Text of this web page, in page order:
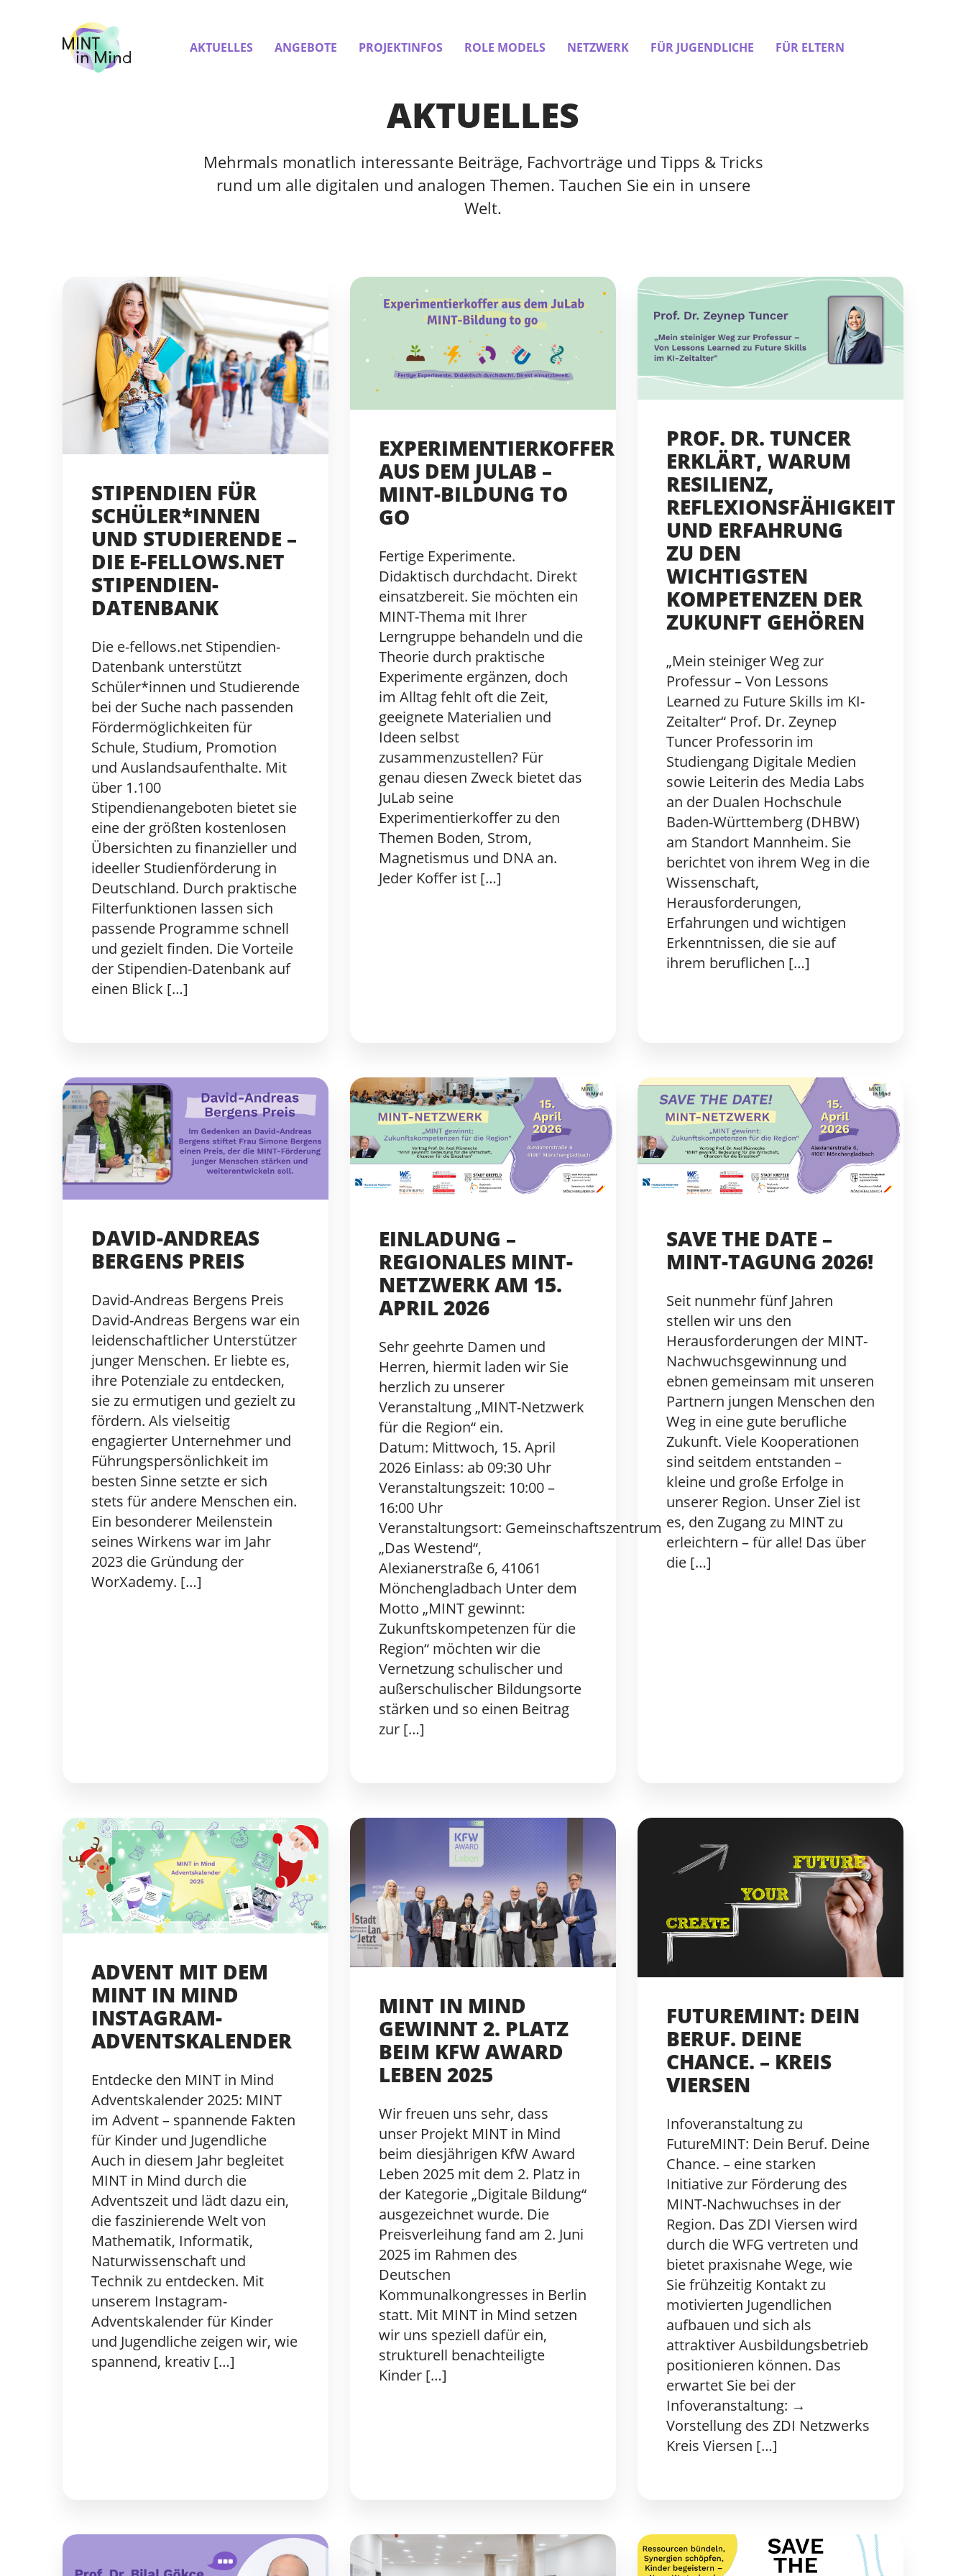
AKTUELLES ANGEBOTE PROJEKTINFOS ROLE MODELS NETZWERK FÜR JUGENDLICHE FÜR ELTERN
AKTUELLES
Mehrmals monatlich interessante Beiträge, Fachvorträge und Tipps & Tricks
rund um alle digitalen und analogen Themen. Tauchen Sie ein in unsere
Welt.
STIPENDIEN FÜR
SCHÜLER*INNEN
UND STUDIERENDE –
DIE E-FELLOWS.NET
STIPENDIEN-
DATENBANK
Die e-fellows.net Stipendien-
Datenbank unterstützt
Schüler*innen und Studierende
bei der Suche nach passenden
Fördermöglichkeiten für
Schule, Studium, Promotion
und Auslandsaufenthalte. Mit
über 1.100
Stipendienangeboten bietet sie
eine der größten kostenlosen
Übersichten zu finanzieller und
ideeller Studienförderung in
Deutschland. Durch praktische
Filterfunktionen lassen sich
passende Programme schnell
und gezielt finden. Die Vorteile
der Stipendien-Datenbank auf
einen Blick […]
EXPERIMENTIERKOFFER
AUS DEM JULAB –
MINT-BILDUNG TO
GO
Fertige Experimente.
Didaktisch durchdacht. Direkt
einsatzbereit. Sie möchten ein
MINT-Thema mit Ihrer
Lerngruppe behandeln und die
Theorie durch praktische
Experimente ergänzen, doch
im Alltag fehlt oft die Zeit,
geeignete Materialien und
Ideen selbst
zusammenzustellen? Für
genau diesen Zweck bietet das
JuLab seine
Experimentierkoffer zu den
Themen Boden, Strom,
Magnetismus und DNA an.
Jeder Koffer ist […]
PROF. DR. TUNCER
ERKLÄRT, WARUM
RESILIENZ,
REFLEXIONSFÄHIGKEIT
UND ERFAHRUNG
ZU DEN
WICHTIGSTEN
KOMPETENZEN DER
ZUKUNFT GEHÖREN
„Mein steiniger Weg zur
Professur – Von Lessons
Learned zu Future Skills im KI-
Zeitalter“ Prof. Dr. Zeynep
Tuncer Professorin im
Studiengang Digitale Medien
sowie Leiterin des Media Labs
an der Dualen Hochschule
Baden-Württemberg (DHBW)
am Standort Mannheim. Sie
berichtet von ihrem Weg in die
Wissenschaft,
Herausforderungen,
Erfahrungen und wichtigen
Erkenntnissen, die sie auf
ihrem beruflichen […]
DAVID-ANDREAS
BERGENS PREIS
David-Andreas Bergens Preis
David-Andreas Bergens war ein
leidenschaftlicher Unterstützer
junger Menschen. Er liebte es,
ihre Potenziale zu entdecken,
sie zu ermutigen und gezielt zu
fördern. Als vielseitig
engagierter Unternehmer und
Führungspersönlichkeit im
besten Sinne setzte er sich
stets für andere Menschen ein.
Ein besonderer Meilenstein
seines Wirkens war im Jahr
2023 die Gründung der
WorXademy. […]
EINLADUNG –
REGIONALES MINT-
NETZWERK AM 15.
APRIL 2026
Sehr geehrte Damen und
Herren, hiermit laden wir Sie
herzlich zu unserer
Veranstaltung „MINT-Netzwerk
für die Region“ ein.
Datum: Mittwoch, 15. April
2026 Einlass: ab 09:30 Uhr
Veranstaltungszeit: 10:00 –
16:00 Uhr
Veranstaltungsort: Gemeinschaftszentrum
„Das Westend“,
Alexianerstraße 6, 41061
Mönchengladbach Unter dem
Motto „MINT gewinnt:
Zukunftskompetenzen für die
Region“ möchten wir die
Vernetzung schulischer und
außerschulischer Bildungsorte
stärken und so einen Beitrag
zur […]
SAVE THE DATE –
MINT-TAGUNG 2026!
Seit nunmehr fünf Jahren
stellen wir uns den
Herausforderungen der MINT-
Nachwuchsgewinnung und
ebnen gemeinsam mit unseren
Partnern jungen Menschen den
Weg in eine gute berufliche
Zukunft. Viele Kooperationen
sind seitdem entstanden –
kleine und große Erfolge in
unserer Region. Unser Ziel ist
es, den Zugang zu MINT zu
erleichtern – für alle! Das über
die […]
ADVENT MIT DEM
MINT IN MIND
INSTAGRAM-
ADVENTSKALENDER
Entdecke den MINT in Mind
Adventskalender 2025: MINT
im Advent – spannende Fakten
für Kinder und Jugendliche
Auch in diesem Jahr begleitet
MINT in Mind durch die
Adventszeit und lädt dazu ein,
die faszinierende Welt von
Mathematik, Informatik,
Naturwissenschaft und
Technik zu entdecken. Mit
unserem Instagram-
Adventskalender für Kinder
und Jugendliche zeigen wir, wie
spannend, kreativ […]
MINT IN MIND
GEWINNT 2. PLATZ
BEIM KFW AWARD
LEBEN 2025
Wir freuen uns sehr, dass
unser Projekt MINT in Mind
beim diesjährigen KfW Award
Leben 2025 mit dem 2. Platz in
der Kategorie „Digitale Bildung“
ausgezeichnet wurde. Die
Preisverleihung fand am 2. Juni
2025 im Rahmen des
Deutschen
Kommunalkongresses in Berlin
statt. Mit MINT in Mind setzen
wir uns speziell dafür ein,
strukturell benachteiligte
Kinder […]
FUTUREMINT: DEIN
BERUF. DEINE
CHANCE. – KREIS
VIERSEN
Infoveranstaltung zu
FutureMINT: Dein Beruf. Deine
Chance. – eine starken
Initiative zur Förderung des
MINT-Nachwuchses in der
Region. Das ZDI Viersen wird
durch die WFG vertreten und
bietet praxisnahe Wege, wie
Sie frühzeitig Kontakt zu
motivierten Jugendlichen
aufbauen und sich als
attraktiver Ausbildungsbetrieb
positionieren können. Das
erwartet Sie bei der
Infoveranstaltung: →
Vorstellung des ZDI Netzwerks
Kreis Viersen […]